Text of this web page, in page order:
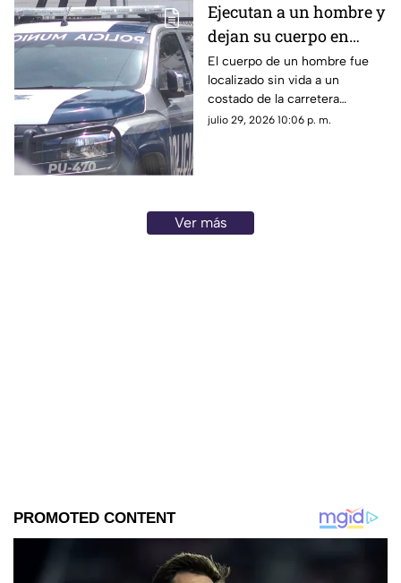
Ejecutan a un hombre y
dejan su cuerpo en
carretera de
Zihuatanejo
El cuerpo de un hombre fue
localizado sin vida a un
costado de la carretera
Zihuatanejo-Lázaro Cárdenas;
julio 29, 2026 10:06 p. m.
Ver más